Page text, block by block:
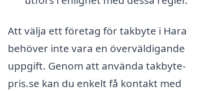
Att välja ett företag för takbyte i Hara
behöver inte vara en överväldigande
uppgift. Genom att använda takbyte-
pris.se kan du enkelt få kontakt med